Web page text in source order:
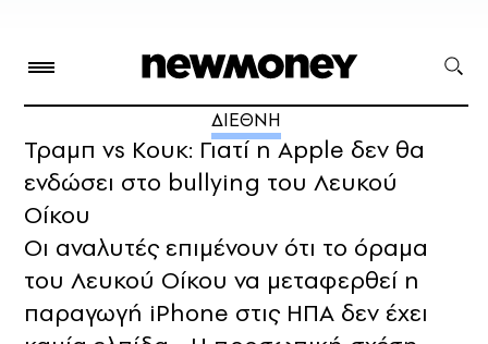
ΔΙΕΘΝΗ
Τραμπ vs Κουκ: Γιατί η Apple δεν θα
ενδώσει στο bullying του Λευκού
Οίκου
Οι αναλυτές επιμένουν ότι το όραμα
του Λευκού Οίκου να μεταφερθεί η
παραγωγή iPhone στις ΗΠΑ δεν έχει